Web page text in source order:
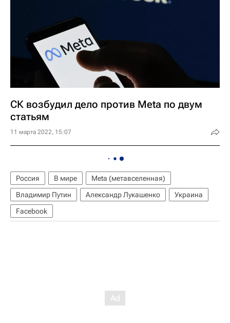
СК возбудил дело против Meta по двум
статьям
11 марта 2022, 15:07
Россия В мире
Meta (метавселенная)
Владимир Путин
Александр Лукашенко
Украина
Facebook